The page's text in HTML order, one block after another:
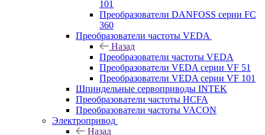
101
Преобразователи DANFOSS серии FC
360
Преобразователи частоты VEDA
Назад
Преобразователи частоты VEDA
Преобразователи VEDA серии VF 51
Преобразователи VEDA серии VF 101
Шпиндельные сервоприводы INTEK
Преобразователи частоты HCFA
Преобразователи частоты VACON
Электропривод
Назад